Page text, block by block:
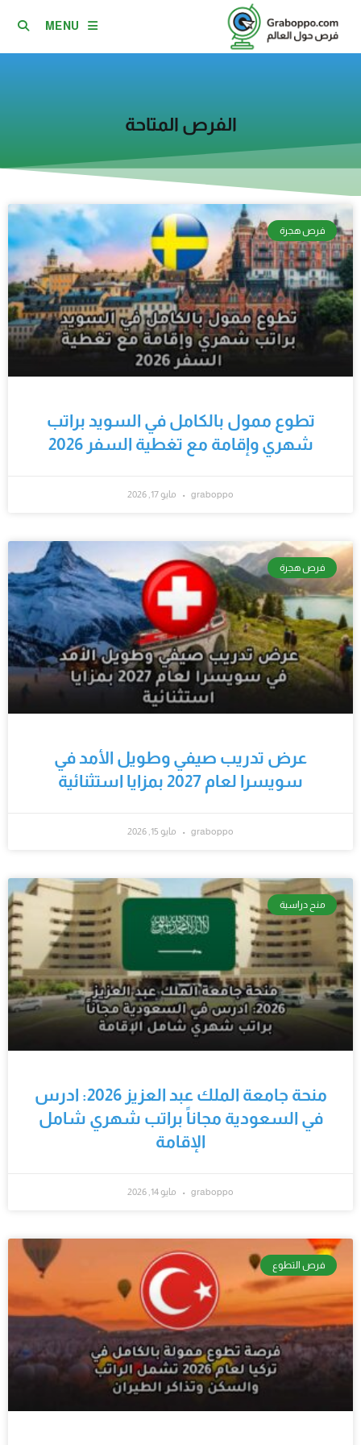
MENU
الفرص المتاحة
فرص هجرة
تطوع ممول بالكامل في السويد براتب
شهري وإقامة مع تغطية السفر 2026
graboppo مايو 17, 2026
فرص هجرة
عرض تدريب صيفي وطويل الأمد في
سويسرا لعام 2027 بمزايا استثنائية
graboppo مايو 15, 2026
منح دراسية
منحة جامعة الملك عبد العزيز 2026: ادرس
في السعودية مجاناً براتب شهري شامل
الإقامة
graboppo مايو 14, 2026
فرص التطوع